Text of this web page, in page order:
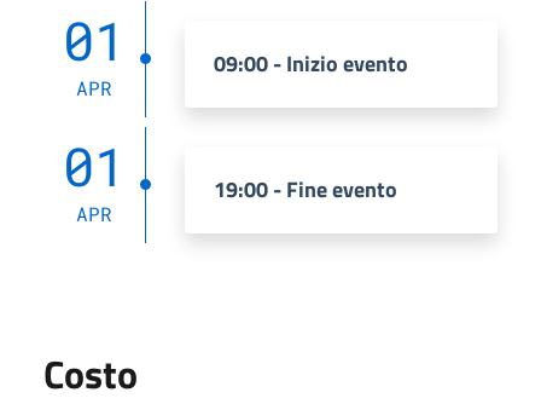
01
APR
09:00 - Inizio evento
01
APR
19:00 - Fine evento
Costo